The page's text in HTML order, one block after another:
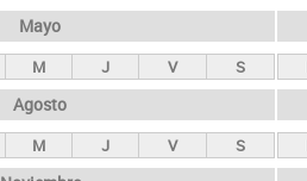
Mayo
M J V S
Agosto
M J V S